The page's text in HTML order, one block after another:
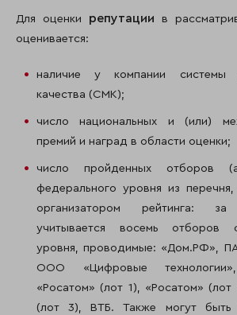
Для оценки репутации в
оценивается:
наличие у компании системы
качества (СМК);
число национальных и (или)
премий и наград в области оценки;
число пройденных отборов
федерального уровня из
организатором рейтинга:
учитывается восемь отборов
уровня, проводимые: «Дом.РФ»,
ООО «Цифровые
«Росатом» (лот 1), «Росатом» (лот
(лот 3), ВТБ. Также могут быть